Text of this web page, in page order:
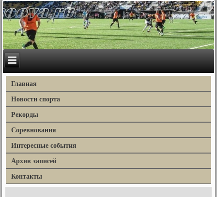
Главная
Новости спорта
Рекорды
Соревнования
Интересные события
Архив записей
Контакты